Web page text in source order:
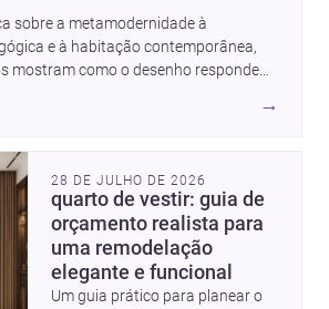
sobre a metamodernidade à
e à habitação contemporânea,
mostram como o desenho responde
e contexto. Para arquitetos, são
como criar espaços mais humanos,
→
28 DE JULHO DE 2026
quarto de vestir: guia de
orçamento realista para
uma remodelação
elegante e funcional
Um guia prático para planear o